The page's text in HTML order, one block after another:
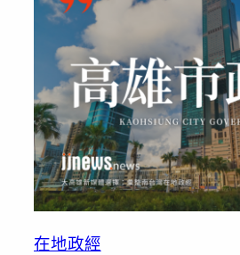
在地政經